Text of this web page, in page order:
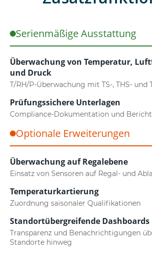
Serienmäßige Ausstattung
Überwachung von Temperatur,
und Druck
T/RH/P-Überwachung mit TS-, THS- und
Prüfungssichere Unterlagen
Compliance-Dokumentation und
Optionale Erweiterungen
Überwachung auf Regalebene
Einsatz von Sensoren auf Regal- und
Temperaturkartierung
Zuordnung saisonaler Qualifikationen
Standortübergreifende Dashboards
Transparenz und Benachrichtigungen
Standorte hinweg